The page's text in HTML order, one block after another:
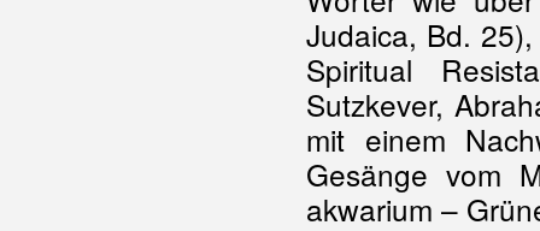
Judaica, Bd.
Spiritual
Sutzkever,
mit einem
Gesänge vom
akwarium –